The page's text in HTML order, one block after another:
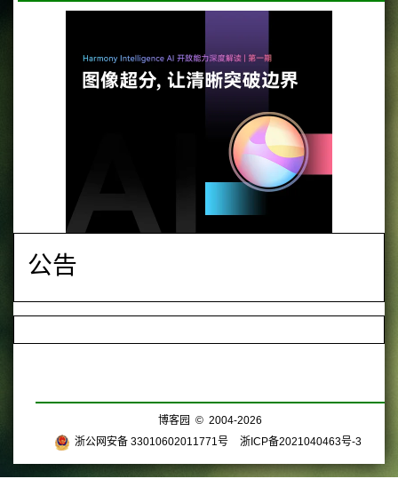
公告
博客园 © 2004-2026
浙公网安备 33010602011771号
浙ICP备2021040463号-3